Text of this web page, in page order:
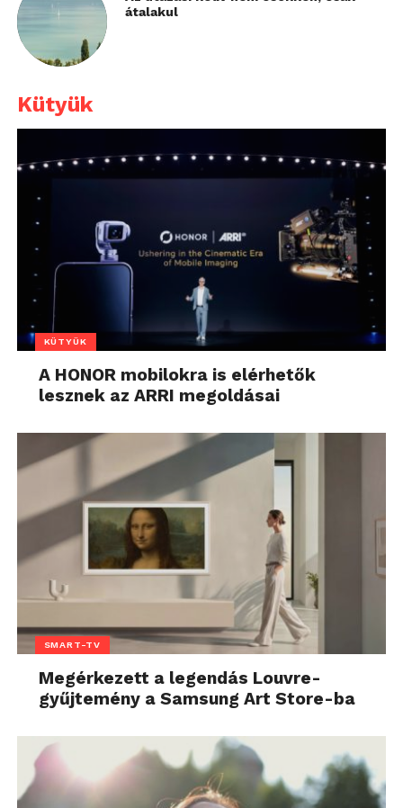
átalakul
Kütyük
KÜTYÜK
A HONOR mobilokra is elérhetők
lesznek az ARRI megoldásai
SMART-TV
Megérkezett a legendás Louvre-
gyűjtemény a Samsung Art Store-ba